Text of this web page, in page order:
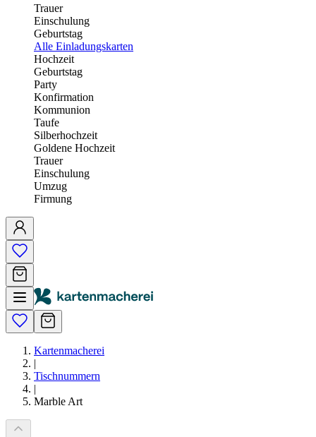
Trauer
Einschulung
Geburtstag
Alle Einladungskarten
Hochzeit
Geburtstag
Party
Konfirmation
Kommunion
Taufe
Silberhochzeit
Goldene Hochzeit
Trauer
Einschulung
Umzug
Firmung
Kartenmacherei
|
Tischnummern
|
Marble Art